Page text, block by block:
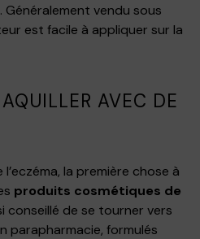
vendu sous
est facile à appliquer sur la
AVEC DE
la première chose à
produits cosmétiques de
conseillé de se tourner vers
parapharmacie, formulés